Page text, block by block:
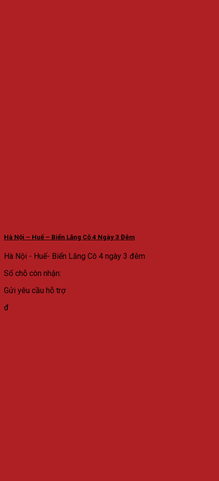
Hà Nội – Huế – Biển Lăng Cô 4 Ngày 3 Đêm
Hà Nội - Huế- Biển Lăng Cô 4 ngày 3 đêm
Số chỗ còn nhận:
Gửi yêu cầu hỗ trợ
đ